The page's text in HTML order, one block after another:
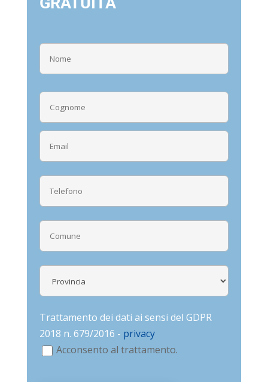
Trattamento dei dati ai sensi del GDPR
2018 n. 679/2016 - privacy
Acconsento al trattamento.